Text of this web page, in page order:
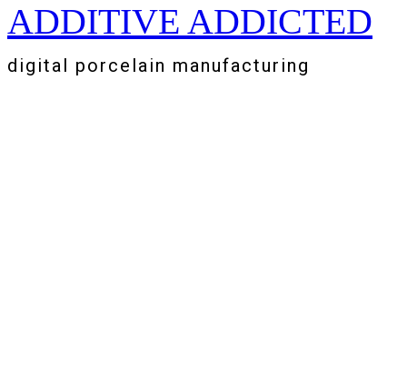
Zum
Inhalt
springen
ADDITIVE ADDICTED
digital porcelain manufacturing